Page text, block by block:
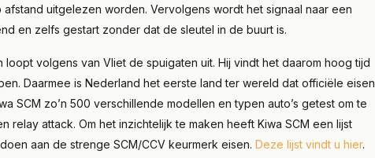
uitgelezen worden. Vervolgens wordt het signaal naar een
en zelfs gestart zonder dat de sleutel in de buurt is.
volgens van Vliet de spuigaten uit. Hij vindt het daarom hoog tijd
Daarmee is Nederland het eerste land ter wereld dat officiële eisen
SCM zo’n 500 verschillende modellen en typen auto’s getest om te
attack. Om het inzichtelijk te maken heeft Kiwa SCM een lijst
aan de strenge SCM/CCV keurmerk eisen. Deze lijst vindt u hier.
celstraf